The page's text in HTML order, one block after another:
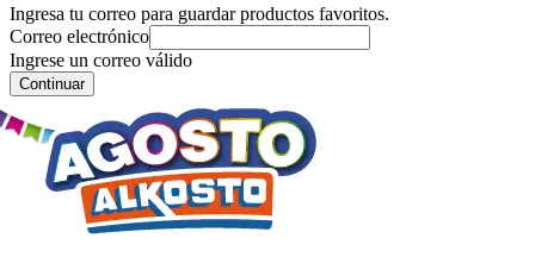
Ingresa tu correo para guardar productos favoritos.
Correo electrónico
Ingrese un correo válido
Continuar